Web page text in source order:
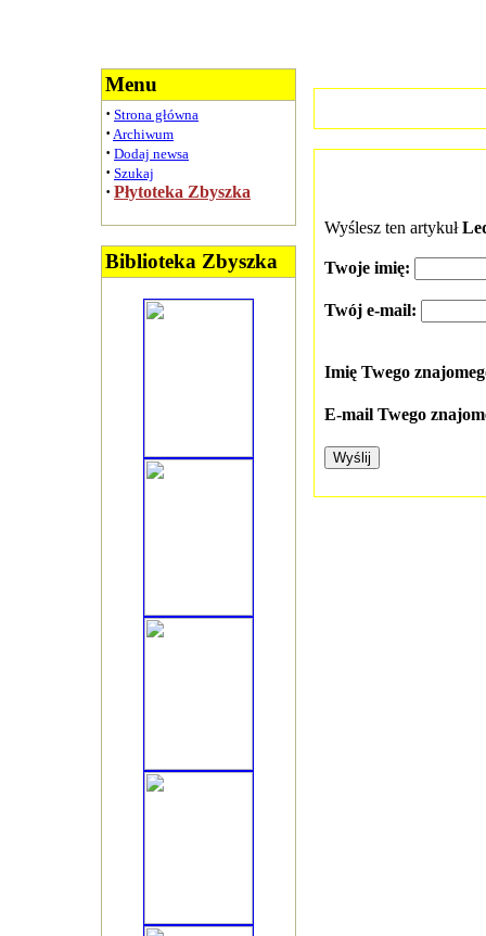
Menu
· Strona główna
· Archiwum
· Dodaj newsa
· Szukaj
· Płytoteka Zbyszka
Biblioteka Zbyszka
Wyślesz ten artykuł
Twoje imię:
Twój e-mail:
Imię Twego
E-mail Twego